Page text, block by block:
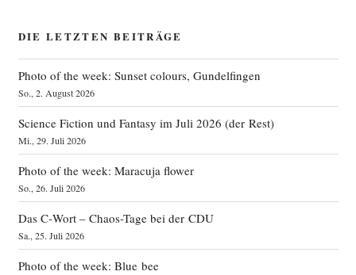
DIE LETZTEN BEITRÄGE
Photo of the week: Sunset colours, Gundelfingen
So., 2. August 2026
Science Fiction und Fantasy im Juli 2026 (der Rest)
Mi., 29. Juli 2026
Photo of the week: Maracuja flower
So., 26. Juli 2026
Das C‑Wort – Chaos-Tage bei der CDU
Sa., 25. Juli 2026
Photo of the week: Blue bee